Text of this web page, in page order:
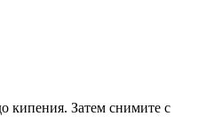
кипения. Затем снимите с